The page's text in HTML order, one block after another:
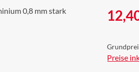
Regulärer
Preise